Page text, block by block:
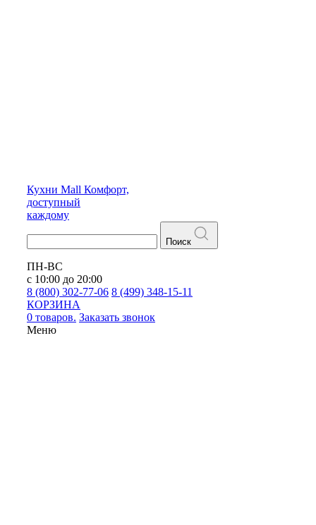
Кухни Mall Комфорт,
доступный
каждому
Поиск
ПН-ВС
с 10:00 до 20:00
8 (800) 302-77-06 8 (499) 348-15-11
КОРЗИНА
0 товаров. Заказать звонок
Меню